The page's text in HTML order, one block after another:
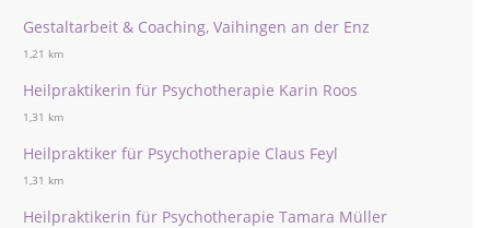
Gestaltarbeit & Coaching, Vaihingen an der Enz
1,21 km
Heilpraktikerin für Psychotherapie Karin Roos
1,31 km
Heilpraktiker für Psychotherapie Claus Feyl
1,31 km
Heilpraktikerin für Psychotherapie Tamara Müller